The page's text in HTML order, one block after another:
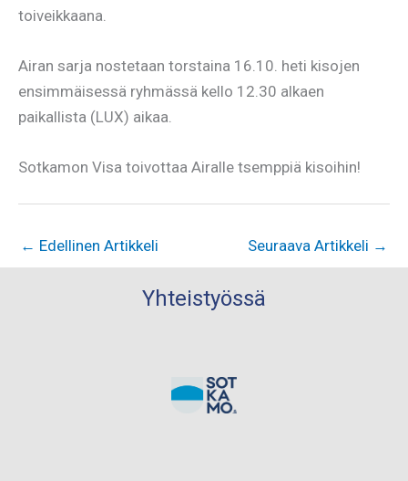
toiveikkaana.
Airan sarja nostetaan torstaina 16.10. heti kisojen
ensimmäisessä ryhmässä kello 12.30 alkaen
paikallista (LUX) aikaa.
Sotkamon Visa toivottaa Airalle tsemppiä kisoihin!
← Edellinen Artikkeli Seuraava Artikkeli →
Yhteistyössä